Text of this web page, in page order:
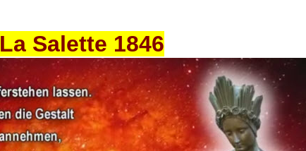
La Salette 1846